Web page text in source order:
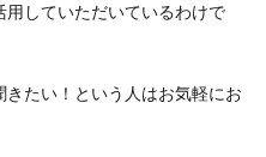
用していただいているわけで
たい！という人はお気軽にお